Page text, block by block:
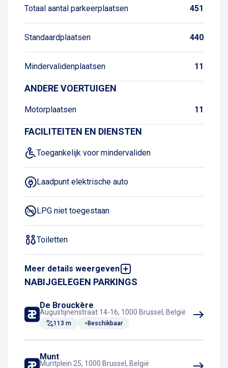
Totaal aantal parkeerplaatsen 451
Standaardplaatsen 440
Mindervalidenplaatsen 11
ANDERE VOERTUIGEN
Motorplaatsen 11
FACILITEITEN EN DIENSTEN
Toegankelijk voor mindervaliden
Laadpunt elektrische auto
LPG niet toegestaan
Toiletten
Meer details weergeven
Drankautomaat
NABIJGELEGEN PARKINGS
De Brouckère
Augustijnenstraat 14-16, 1000 Brussel, België
113 m Beschikbaar
Munt
Muntplein 25, 1000 Brussel, België